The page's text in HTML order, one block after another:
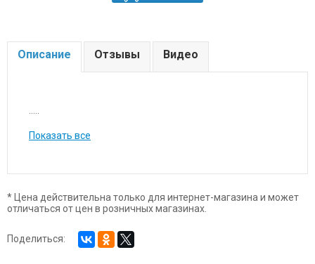
Описание Отзывы Видео
Показать все
* Цена действительна только для интернет-магазина и может
отличаться от цен в розничных магазинах.
Поделиться: